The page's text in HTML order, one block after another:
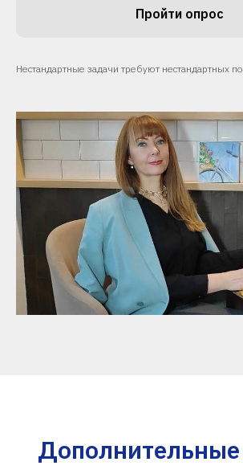
Пройти опрос
Нестандартные задачи требуют нестандартных
Дополнительные